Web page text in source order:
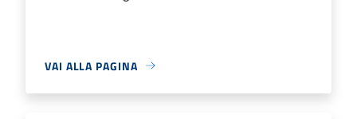
VAI ALLA PAGINA